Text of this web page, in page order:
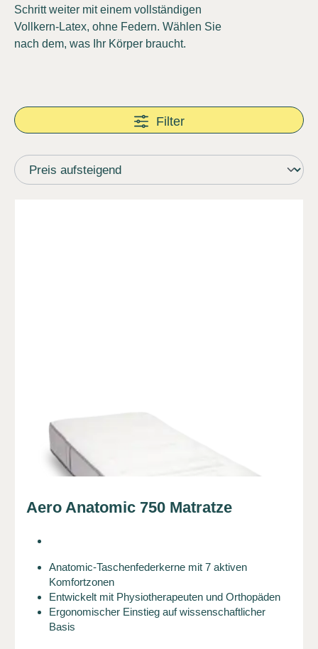
Schritt weiter mit einem vollständigen
Vollkern-Latex, ohne Federn. Wählen Sie
nach dem, was Ihr Körper braucht.
Filter
Aero Anatomic 750 Matratze
Anatomic-Taschenfederkerne mit 7 aktiven
Komfortzonen
Entwickelt mit Physiotherapeuten und Orthopäden
Ergonomischer Einstieg auf wissenschaftlicher
Basis